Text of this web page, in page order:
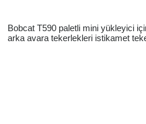
Bobcat T590 paletli mini yükleyici
arka avara tekerlekleri istikamet